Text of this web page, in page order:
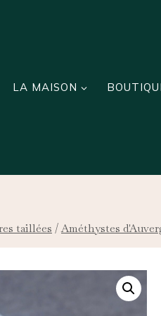
LA MAISON
taillées / Améthystes